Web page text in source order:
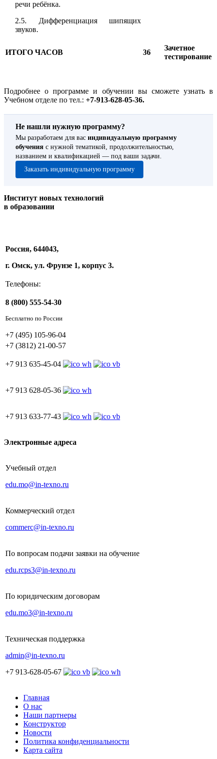
речи ребёнка.
2.5. Дифференциация шипящих
звуков.
ИТОГО ЧАСОВ 36
Зачетное
тестирование
Подробнее о программе и обучении вы сможете узнать в
Учебном отделе по тел.: +7-913-628-05-36.
Не нашли нужную программу?
Мы разработаем для вас индивидуальную программу
обучения с нужной тематикой, продолжительностью,
названием и квалификацией — под ваши задачи.
Заказать индивидуальную программу
Институт новых технологий
в образовании
Россия, 644043,
г. Омск, ул. Фрунзе 1, корпус 3.
Телефоны:
8 (800) 555-54-30
Бесплатно по России
+7 (495) 105-96-04
+7 (3812) 21-00-57
+7 913 635-45-04
+7 913 628-05-36
+7 913 633-77-43
Электронные адреса
Учебный отдел
edu.mo@in-texno.ru
Коммерческий отдел
commerc@in-texno.ru
По вопросам подачи заявки на обучение
edu.rcps3@in-texno.ru
По юридическим договорам
edu.mo3@in-texno.ru
Техническая поддержка
admin@in-texno.ru
+7 913-628-05-67
Главная
О нас
Наши партнеры
Конструктор
Новости
Политика конфиденциальности
Карта сайта